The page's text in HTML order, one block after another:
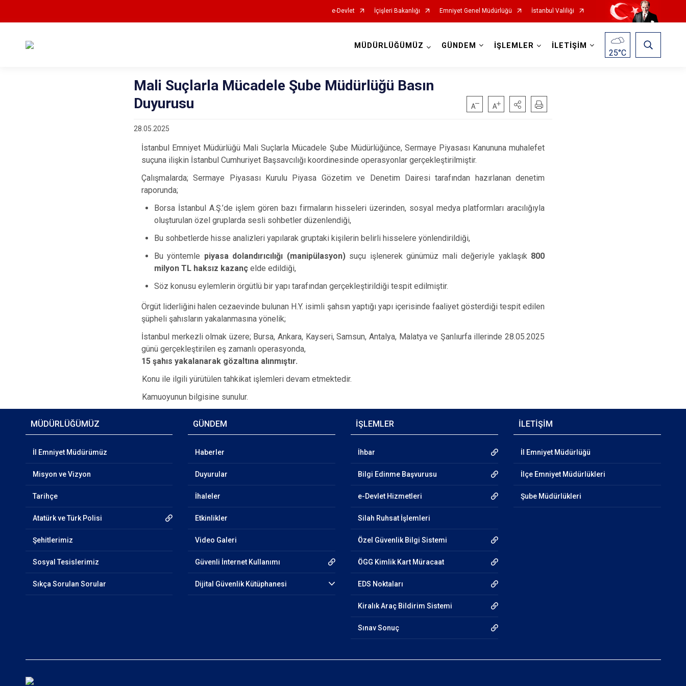
e-Devlet İçişleri Bakanlığı Emniyet Genel Müdürlüğü İstanbul Valiliği
MÜDÜRLÜĞÜMÜZ GÜNDEM İŞLEMLER İLETİŞİM
25°C
Mali Suçlarla Mücadele Şube Müdürlüğü Basın
Duyurusu
28.05.2025
İstanbul Emniyet Müdürlüğü Mali Suçlarla Mücadele Şube Müdürlüğünce, Sermaye Piyasası Kanununa muhalefet
suçuna ilişkin İstanbul Cumhuriyet Başsavcılığı koordinesinde operasyonlar gerçekleştirilmiştir.
Çalışmalarda; Sermaye Piyasası Kurulu Piyasa Gözetim ve Denetim Dairesi tarafından hazırlanan denetim
raporunda;
Borsa İstanbul A.Ş.’de işlem gören bazı firmaların hisseleri üzerinden, sosyal medya platformları aracılığıyla
oluşturulan özel gruplarda sesli sohbetler düzenlendiği,
Bu sohbetlerde hisse analizleri yapılarak gruptaki kişilerin belirli hisselere yönlendirildiği,
Bu yöntemle piyasa dolandırıcılığı (manipülasyon)suçu işlenerek günümüz mali değeriyle yaklaşık 800
milyon TL haksız kazanç elde edildiği,
Söz konusu eylemlerin örgütlü bir yapı tarafından gerçekleştirildiği tespit edilmiştir.
Örgüt liderliğini halen cezaevinde bulunan H.Y. isimli şahsın yaptığı yapı içerisinde faaliyet gösterdiği tespit edilen
şüpheli şahısların yakalanmasına yönelik;
İstanbul merkezli olmak üzere; Bursa, Ankara, Kayseri, Samsun, Antalya, Malatya ve Şanlıurfa illerinde 28.05.2025
günü gerçekleştirilen eş zamanlı operasyonda,
15 şahıs yakalanarak gözaltına alınmıştır.
Konu ile ilgili yürütülen tahkikat işlemleri devam etmektedir.
Kamuoyunun bilgisine sunulur.
MÜDÜRLÜĞÜMÜZ
İl Emniyet Müdürümüz
Misyon ve Vizyon
Tarihçe
Atatürk ve Türk Polisi
Şehitlerimiz
Sosyal Tesislerimiz
Sıkça Sorulan Sorular
GÜNDEM
Haberler
Duyurular
İhaleler
Etkinlikler
Video Galeri
Güvenli İnternet Kullanımı
Dijital Güvenlik Kütüphanesi
İŞLEMLER
İhbar
Bilgi Edinme Başvurusu
e-Devlet Hizmetleri
Silah Ruhsat İşlemleri
Özel Güvenlik Bilgi Sistemi
ÖGG Kimlik Kart Müracaat
EDS Noktaları
Kiralık Araç Bildirim Sistemi
Sınav Sonuç
İLETİŞİM
İl Emniyet Müdürlüğü
İlçe Emniyet Müdürlükleri
Şube Müdürlükleri